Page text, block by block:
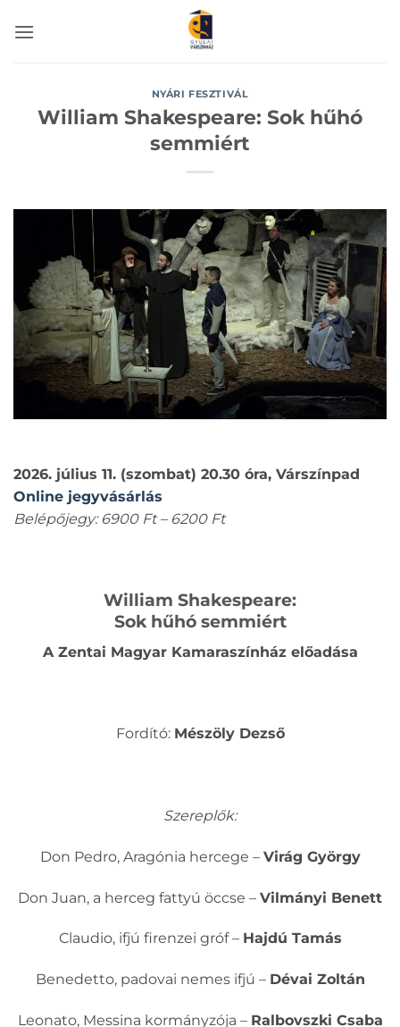
NYÁRI FESZTIVÁL
William Shakespeare: Sok hűhó
semmiért
2026. július 11. (szombat) 20.30 óra, Várszínpad
Online jegyvásárlás
Belépőjegy: 6900 Ft – 6200 Ft
William Shakespeare:
Sok hűhó semmiért
A Zentai Magyar Kamaraszínház előadása
Fordító: Mészöly Dezső
Szereplők:
Don Pedro, Aragónia hercege – Virág György
Don Juan, a herceg fattyú öccse – Vilmányi Benett
Claudio, ifjú firenzei gróf – Hajdú Tamás
Benedetto, padovai nemes ifjú – Dévai Zoltán
Leonato, Messina kormányzója – Ralbovszki Csaba